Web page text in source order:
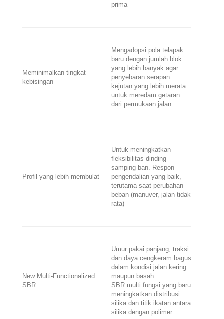
prima
Meminimalkan tingkat
kebisingan
Mengadopsi pola telapak
baru dengan jumlah blok
yang lebih banyak agar
penyebaran serapan
kejutan yang lebih merata
untuk meredam getaran
dari permukaan jalan.
Profil yang lebih membulat
Untuk meningkatkan
fleksibilitas dinding
samping ban. Respon
pengendalian yang baik,
terutama saat perubahan
beban (manuver, jalan tidak
rata)
New Multi-Functionalized
SBR
Umur pakai panjang, traksi
dan daya cengkeram bagus
dalam kondisi jalan kering
maupun basah.
SBR multi fungsi yang baru
meningkatkan distribusi
silika dan titik ikatan antara
silika dengan polimer.